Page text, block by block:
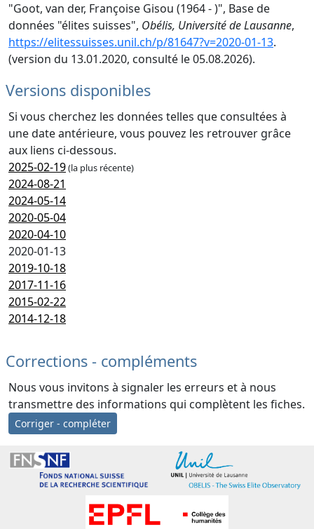
"Goot, van der, Françoise Gisou (1964 - )", Base de
données "élites suisses", Obélis, Université de Lausanne,
https://elitessuisses.unil.ch/p/81647?v=2020-01-13.
(version du 13.01.2020, consulté le 05.08.2026).
Versions disponibles
Si vous cherchez les données telles que consultées à
une date antérieure, vous pouvez les retrouver grâce
aux liens ci-dessous.
2025-02-19(la plus récente)
2024-08-21
2024-05-14
2020-05-04
2020-04-10
2020-01-13
2019-10-18
2017-11-16
2015-02-22
2014-12-18
Corrections - compléments
Nous vous invitons à signaler les erreurs et à nous
transmettre des informations qui complètent les fiches.
Corriger - compléter